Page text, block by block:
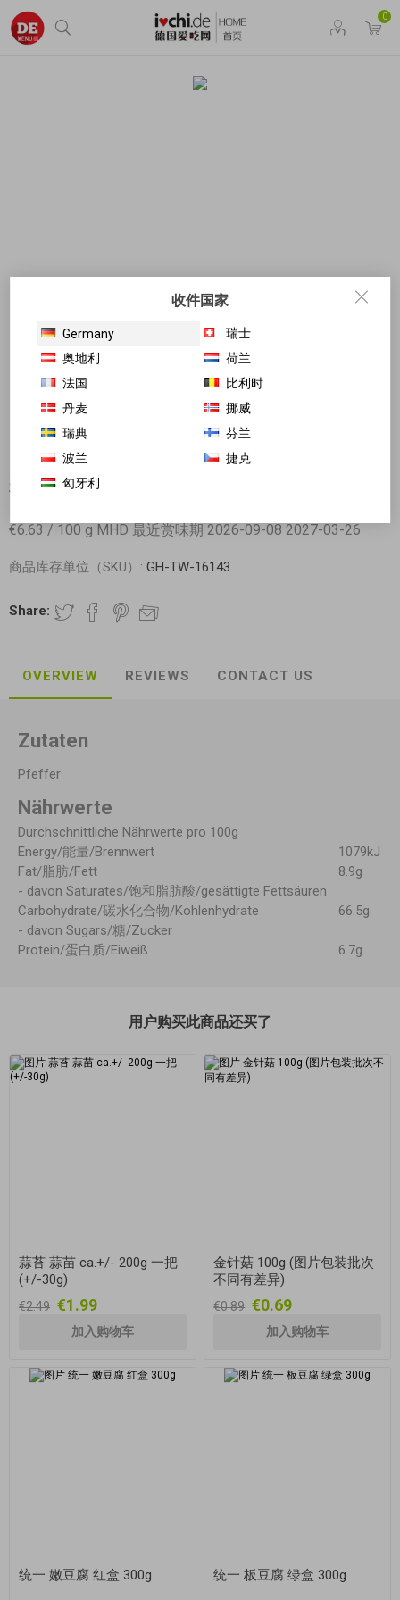
0
禾茵 白胡椒粉 30g 日期见内页
€6.63 / 100 g MHD 最近赏味期 2026-09-08 2027-03-26
商品库存单位（SKU）: GH-TW-16143
Share:
OVERVIEW REVIEWS CONTACT US
Zutaten
Pfeffer
Nährwerte
Durchschnittliche Nährwerte pro 100g
Energy/能量/Brennwert
1079kJ
Fat/脂肪/Fett
8.9g
- davon Saturates/饱和脂肪酸/gesättigte Fettsäuren
Carbohydrate/碳水化合物/Kohlenhydrate
66.5g
- davon Sugars/糖/Zucker
Protein/蛋白质/Eiweiß
6.7g
用户购买此商品还买了
蒜苔 蒜苗 ca.+/- 200g 一把
(+/-30g)
€2.49 €1.99
金针菇 100g (图片包装批次
不同有差异)
€0.89 €0.69
统一 嫩豆腐 红盒 300g 统一 板豆腐 绿盒 300g
收件国家
Germany
瑞士
奥地利
荷兰
法国
比利时
丹麦
挪威
瑞典
芬兰
波兰
捷克
匈牙利